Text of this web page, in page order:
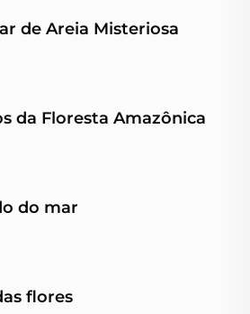
de Areia Misteriosa
da Floresta Amazônica
do mar
flores